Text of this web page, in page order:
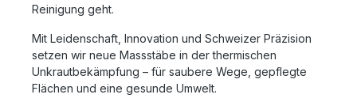
Reinigung geht.
Mit Leidenschaft, Innovation und Schweizer Präzision
setzen wir neue Massstäbe in der thermischen
Unkrautbekämpfung – für saubere Wege, gepflegte
Flächen und eine gesunde Umwelt.